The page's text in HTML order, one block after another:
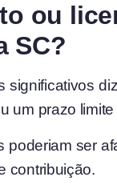
ou
SC?
um prazo
poderiam ser
contribuição.